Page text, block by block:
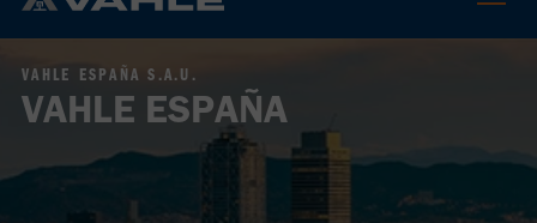
VAHLE ESPAÑA S.A.U.
VAHLE ESPAÑA